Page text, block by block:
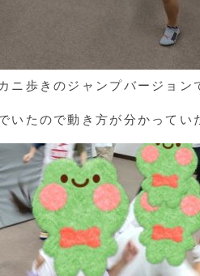
ニ歩きのジャンプバージョン
いたので動き方が分かって